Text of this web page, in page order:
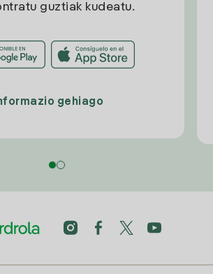
guztiak kudeatu.
gehiago